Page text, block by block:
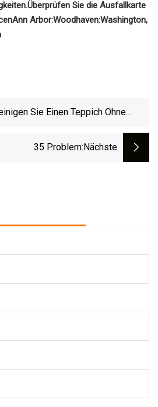
Überprüfen Sie die Ausfallkarte
Ann Arbor:Woodhaven:Washington,
Sie Einen Teppich Ohne
35 Problem:nächste